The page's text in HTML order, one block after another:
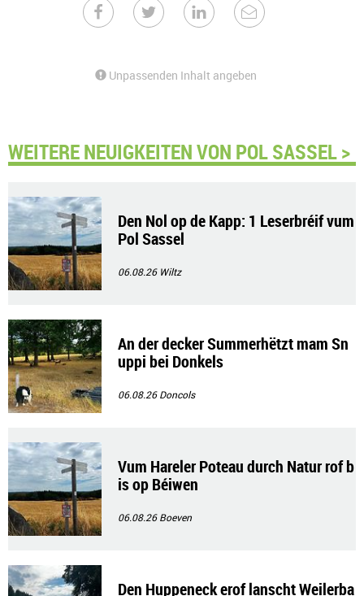
Unpassenden Inhalt angeben
WEITERE NEUIGKEITEN VON POL SASSEL >
Den Nol op de Kapp: 1 Leserbréif vum
Pol Sassel
06.08.26 Wiltz
An der decker Summerhëtzt mam Sn
uppi bei Donkels
06.08.26Doncols
Vum Hareler Poteau durch Natur rof b
is op Béiwen
06.08.26Boeven
Den Huppeneck erof lanscht Weilerba